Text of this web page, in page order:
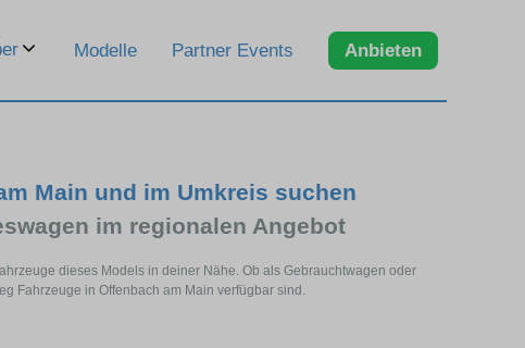
Modelle Partner Events Anbieten
Main und im Umkreis suchen
im regionalen Angebot
dieses Models in deiner Nähe. Ob als Gebrauchtwagen oder
Fahrzeuge in Offenbach am Main verfügbar sind.